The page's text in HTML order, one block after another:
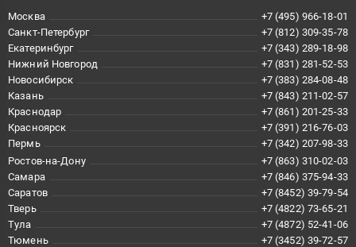
Москва
+7 (495) 966-18-01
Санкт-Петербург
+7 (812) 309-35-78
Екатеринбург
+7 (343) 289-18-98
Нижний Новгород
+7 (831) 281-52-53
Новосибирск
+7 (383) 284-08-48
Казань
+7 (843) 211-02-57
Краснодар
+7 (861) 201-25-33
Красноярск
+7 (391) 216-76-03
Пермь
+7 (342) 207-98-33
Ростов-на-Дону
+7 (863) 310-02-03
Самара
+7 (846) 375-94-33
Саратов
+7 (8452) 39-79-54
Тверь
+7 (4822) 73-65-21
Тула
+7 (4872) 52-41-06
Тюмень
+7 (3452) 39-72-57